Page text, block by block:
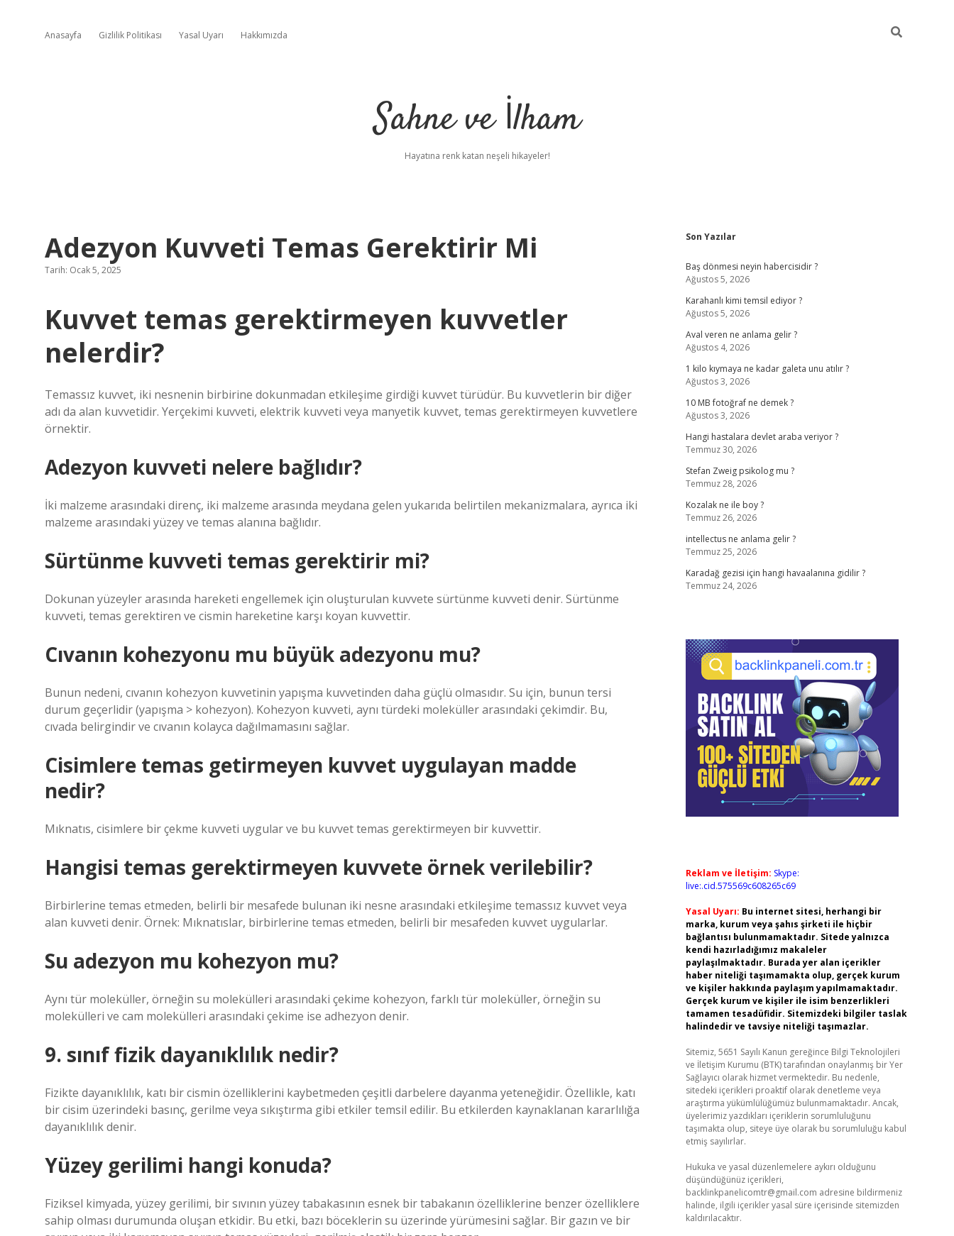
Anasayfa Gizlilik Politikası Yasal Uyarı Hakkımızda
Sahne ve İlham
Hayatına renk katan neşeli hikayeler!
Adezyon Kuvveti Temas Gerektirir Mi
Tarih: Ocak 5, 2025
Kuvvet temas gerektirmeyen kuvvetler
nelerdir?
Temassız kuvvet, iki nesnenin birbirine dokunmadan etkileşime girdiği kuvvet türüdür. Bu kuvvetlerin bir diğer
adı da alan kuvvetidir. Yerçekimi kuvveti, elektrik kuvveti veya manyetik kuvvet, temas gerektirmeyen kuvvetlere
örnektir.
Adezyon kuvveti nelere bağlıdır?
İki malzeme arasındaki direnç, iki malzeme arasında meydana gelen yukarıda belirtilen mekanizmalara, ayrıca iki
malzeme arasındaki yüzey ve temas alanına bağlıdır.
Sürtünme kuvveti temas gerektirir mi?
Dokunan yüzeyler arasında hareketi engellemek için oluşturulan kuvvete sürtünme kuvveti denir. Sürtünme
kuvveti, temas gerektiren ve cismin hareketine karşı koyan kuvvettir.
Cıvanın kohezyonu mu büyük adezyonu mu?
Bunun nedeni, cıvanın kohezyon kuvvetinin yapışma kuvvetinden daha güçlü olmasıdır. Su için, bunun tersi
durum geçerlidir (yapışma > kohezyon). Kohezyon kuvveti, aynı türdeki moleküller arasındaki çekimdir. Bu,
cıvada belirgindir ve cıvanın kolayca dağılmamasını sağlar.
Cisimlere temas getirmeyen kuvvet uygulayan madde
nedir?
Mıknatıs, cisimlere bir çekme kuvveti uygular ve bu kuvvet temas gerektirmeyen bir kuvvettir.
Hangisi temas gerektirmeyen kuvvete örnek verilebilir?
Birbirlerine temas etmeden, belirli bir mesafede bulunan iki nesne arasındaki etkileşime temassız kuvvet veya
alan kuvveti denir. Örnek: Mıknatıslar, birbirlerine temas etmeden, belirli bir mesafeden kuvvet uygularlar.
Su adezyon mu kohezyon mu?
Aynı tür moleküller, örneğin su molekülleri arasındaki çekime kohezyon, farklı tür moleküller, örneğin su
molekülleri ve cam molekülleri arasındaki çekime ise adhezyon denir.
9. sınıf fizik dayanıklılık nedir?
Fizikte dayanıklılık, katı bir cismin özelliklerini kaybetmeden çeşitli darbelere dayanma yeteneğidir. Özellikle, katı
bir cisim üzerindeki basınç, gerilme veya sıkıştırma gibi etkiler temsil edilir. Bu etkilerden kaynaklanan kararlılığa
dayanıklılık denir.
Yüzey gerilimi hangi konuda?
Fiziksel kimyada, yüzey gerilimi, bir sıvının yüzey tabakasının esnek bir tabakanın özelliklerine benzer özelliklere
sahip olması durumunda oluşan etkidir. Bu etki, bazı böceklerin su üzerinde yürümesini sağlar. Bir gazın ve bir
Sidebar
Son Yazılar
Baş dönmesi neyin habercisidir ?
Ağustos 5, 2026
Karahanlı kimi temsil ediyor ?
Ağustos 5, 2026
Aval veren ne anlama gelir ?
Ağustos 4, 2026
1 kilo kıymaya ne kadar galeta unu atılır ?
Ağustos 3, 2026
10 MB fotoğraf ne demek ?
Ağustos 3, 2026
Hangi hastalara devlet araba veriyor ?
Temmuz 30, 2026
Stefan Zweig psikolog mu ?
Temmuz 28, 2026
Kozalak ne ile boy ?
Temmuz 26, 2026
intellectus ne anlama gelir ?
Temmuz 25, 2026
Karadağ gezisi için hangi havaalanına gidilir ?
Temmuz 24, 2026
Reklam ve İletişim: Skype:
live:.cid.575569c608265c69
Yasal Uyarı: Bu internet sitesi, herhangi bir
marka, kurum veya şahıs şirketi ile hiçbir
bağlantısı bulunmamaktadır. Sitede yalnızca
kendi hazırladığımız makaleler
paylaşılmaktadır. Burada yer alan içerikler
haber niteliği taşımamakta olup, gerçek kurum
ve kişiler hakkında paylaşım yapılmamaktadır.
Gerçek kurum ve kişiler ile isim benzerlikleri
tamamen tesadüfidir. Sitemizdeki bilgiler taslak
halindedir ve tavsiye niteliği taşımazlar.
Sitemiz, 5651 Sayılı Kanun gereğince Bilgi Teknolojileri
ve İletişim Kurumu (BTK) tarafından onaylanmış bir Yer
Sağlayıcı olarak hizmet vermektedir. Bu nedenle,
sitedeki içerikleri proaktif olarak denetleme veya
araştırma yükümlülüğümüz bulunmamaktadır. Ancak,
üyelerimiz yazdıkları içeriklerin sorumluluğunu
taşımakta olup, siteye üye olarak bu sorumluluğu kabul
etmiş sayılırlar.
Hukuka ve yasal düzenlemelere aykırı olduğunu
düşündüğünüz içerikleri,
backlinkpanelicomtr@gmail.com adresine bildirmeniz
halinde, ilgili içerikler yasal süre içerisinde sitemizden
kaldırılacaktır.
ilbetvd casino giriş